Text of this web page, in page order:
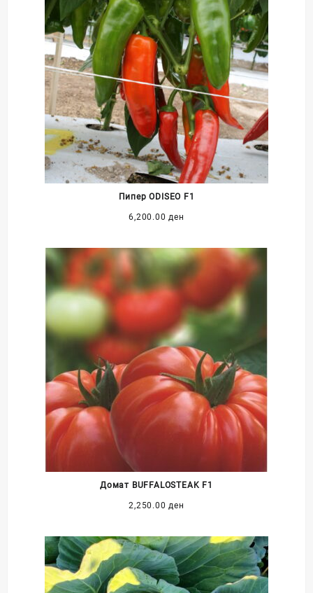
Пипер ODISEO F1
6,200.00 ден
Домат BUFFALOSTEAK F1
2,250.00 ден